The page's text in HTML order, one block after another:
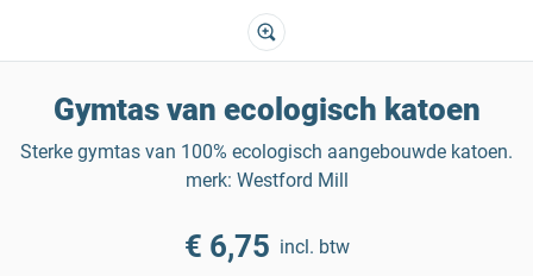
Gymtas van ecologisch katoen
Sterke gymtas van 100% ecologisch aangebouwde katoen.
merk: Westford Mill
€ 6,75 incl. btw